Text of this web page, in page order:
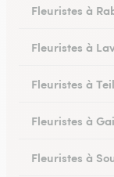
Fleuristes à
Fleuristes à
Fleuristes à
Fleuristes à
Fleuristes à